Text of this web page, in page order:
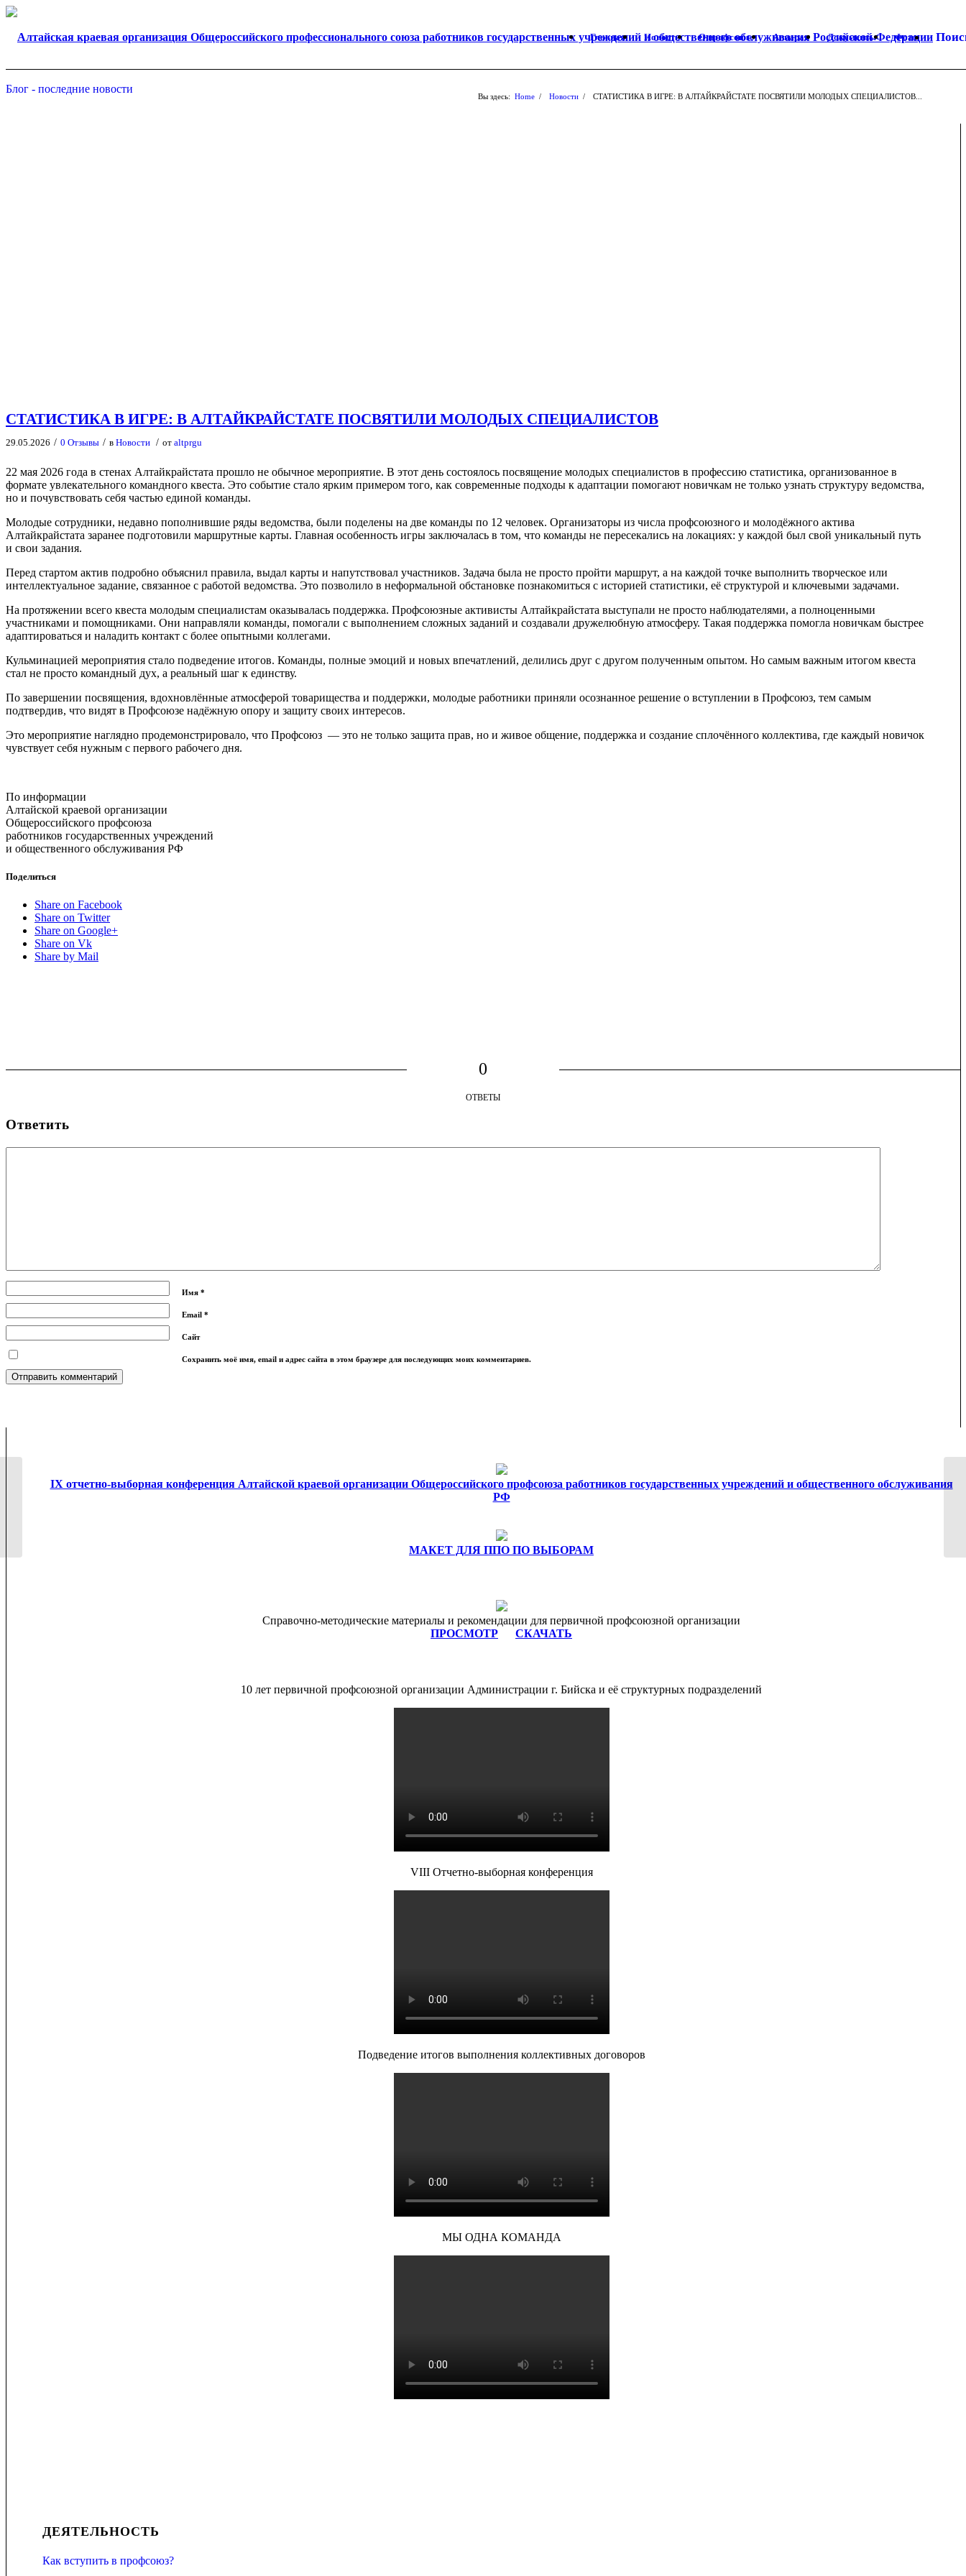
Главная Новости О профсоюзе Аппарат Документы Фото
Блог - последние новости
Вы здесь: Home / Новости / СТАТИСТИКА В ИГРЕ: В АЛТАЙКРАЙСТАТЕ ПОСВЯТИЛИ МОЛОДЫХ СПЕЦИАЛИСТОВ...
СТАТИСТИКА В ИГРЕ: В АЛТАЙКРАЙСТАТЕ ПОСВЯТИЛИ МОЛОДЫХ СПЕЦИАЛИСТОВ
29.05.2026 / 0 Отзывы / в Новости / от altprgu
22 мая 2026 года в стенах Алтайкрайстата прошло не обычное мероприятие. В этот день состоялось посвящение молодых специалистов в профессию статистика, организованное в
формате увлекательного командного квеста. Это событие стало ярким примером того, как современные подходы к адаптации помогают новичкам не только узнать структуру ведомства,
но и почувствовать себя частью единой команды.
Молодые сотрудники, недавно пополнившие ряды ведомства, были поделены на две команды по 12 человек. Организаторы из числа профсоюзного и молодёжного актива
Алтайкрайстата заранее подготовили маршрутные карты. Главная особенность игры заключалась в том, что команды не пересекались на локациях: у каждой был свой уникальный путь
и свои задания.
Перед стартом актив подробно объяснил правила, выдал карты и напутствовал участников. Задача была не просто пройти маршрут, а на каждой точке выполнить творческое или
интеллектуальное задание, связанное с работой ведомства. Это позволило в неформальной обстановке познакомиться с историей статистики, её структурой и ключевыми задачами.
На протяжении всего квеста молодым специалистам оказывалась поддержка. Профсоюзные активисты Алтайкрайстата выступали не просто наблюдателями, а полноценными
участниками и помощниками. Они направляли команды, помогали с выполнением сложных заданий и создавали дружелюбную атмосферу. Такая поддержка помогла новичкам быстрее
адаптироваться и наладить контакт с более опытными коллегами.
Кульминацией мероприятия стало подведение итогов. Команды, полные эмоций и новых впечатлений, делились друг с другом полученным опытом. Но самым важным итогом квеста
стал не просто командный дух, а реальный шаг к единству.
По завершении посвящения, вдохновлённые атмосферой товарищества и поддержки, молодые работники приняли осознанное решение о вступлении в Профсоюз, тем самым
подтвердив, что видят в Профсоюзе надёжную опору и защиту своих интересов.
Это мероприятие наглядно продемонстрировало, что Профсоюз — это не только защита прав, но и живое общение, поддержка и создание сплочённого коллектива, где каждый новичок
чувствует себя нужным с первого рабочего дня.
По информации
Алтайской краевой организации
Общероссийского профсоюза
работников государственных учреждений
и общественного обслуживания РФ
Поделиться
Share on Facebook
Share on Twitter
Share on Google+
Share on Vk
Share by Mail
0
ОТВЕТЫ
Ответить
Имя *
Email *
Сайт
Сохранить моё имя, email и адрес сайта в этом браузере для последующих моих комментариев.
IX отчетно-выборная конференция Алтайской краевой организации Общероссийского профсоюза работников государственных учреждений и общественного обслуживания
РФ
МАКЕТ ДЛЯ ППО ПО ВЫБОРАМ
Справочно-методические материалы и рекомендации для первичной профсоюзной организации
ПРОСМОТР
СКАЧАТЬ
10 лет первичной профсоюзной организации Администрации г. Бийска и её структурных подразделений
VIII Отчетно-выборная конференция
Подведение итогов выполнения коллективных договоров
МЫ ОДНА КОМАНДА
ДЕЯТЕЛЬНОСТЬ
Как вступить в профсоюз?
НАДЁЖНЫЙ